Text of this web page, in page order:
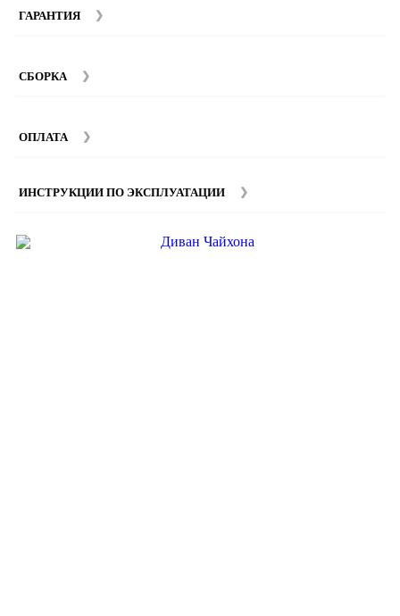
ГАРАНТИЯ
составляет 12 месяцев с момента покупки при
СБОРКА
Стоимость сборки зависит от количества и моделей
ОПЛАТА
ИНСТРУКЦИИ ПО ЭКСПЛУАТАЦИИ